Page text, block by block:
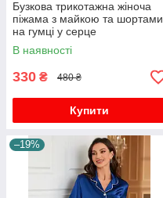
Бузкова трикотажна жіноча
піжама з майкою та шортами
на гумці у серце
В наявності
330 ₴ 480 ₴
Купити
–19%